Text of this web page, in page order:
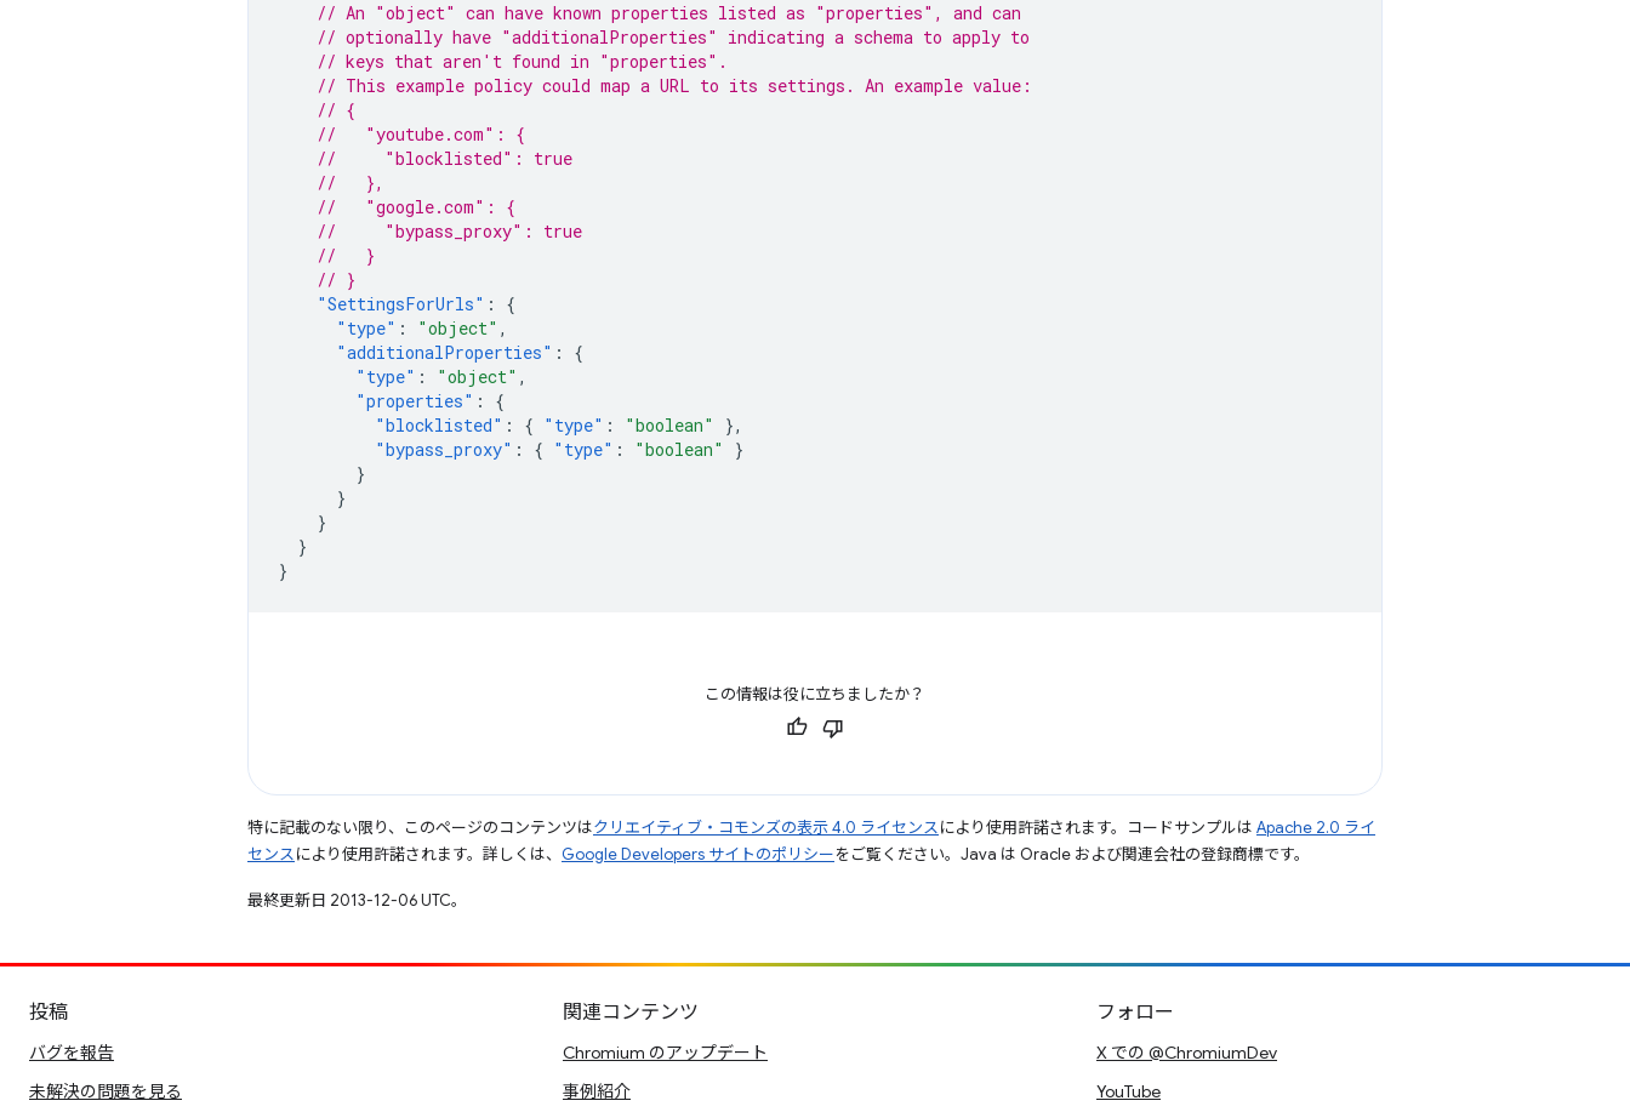
// An "object" can have known properties listed as "properties", and can
// optionally have "additionalProperties" indicating a schema to apply to
// keys that aren't found in "properties".
// This example policy could map a URL to its settings. An example value:
// {
//   "youtube.com": {
//     "blocklisted": true
//   },
//   "google.com": {
//     "bypass_proxy": true
//   }
// }
"SettingsForUrls" :
{
"type" : "object" ,
"additionalProperties" :
{
"type" : "object" ,
"properties" :
{
"blocklisted" : { "type" : "boolean"
},
"bypass_proxy" : { "type" : "boolean"
}
}
}
}
}
}
この情報は役に立ちましたか？
特に記載のない限り、このページのコンテンツはクリエイティブ・コモンズの表示 4.0 ライセンスにより使用許諾されます。コードサンプルは Apache 2.0 ライ
センスにより使用許諾されます。詳しくは、 Google Developers サイトのポリシーをご覧ください。Java は Oracle および関連会社の登録商標です。
最終更新日 2013-12-06 UTC。
投稿
バグを報告
未解決の問題を見る
関連コンテンツ
Chromium のアップデート
事例紹介
フォロー
X での @ChromiumDev
YouTube